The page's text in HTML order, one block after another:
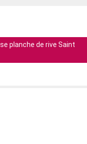
planche de rive Saint